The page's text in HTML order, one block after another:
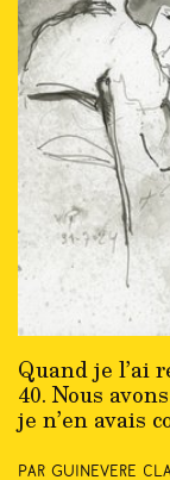
Quand je l’ai
40. Nous
je n’en avais
Par Guinevere